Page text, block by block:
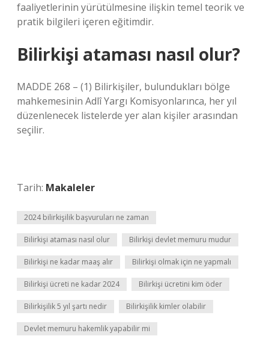
faaliyetlerinin yürütülmesine ilişkin temel teorik ve
pratik bilgileri içeren eğitimdir.
Bilirkişi ataması nasıl olur?
MADDE 268 – (1) Bilirkişiler, bulundukları bölge
mahkemesinin Adlî Yargı Komisyonlarınca, her yıl
düzenlenecek listelerde yer alan kişiler arasından
seçilir.
Tarih: Makaleler
2024 bilirkişilik başvuruları ne zaman
Bilirkişi ataması nasıl olur Bilirkişi devlet memuru mudur
Bilirkişi ne kadar maaş alır Bilirkişi olmak için ne yapmalı
Bilirkişi ücreti ne kadar 2024 Bilirkişi ücretini kim öder
Bilirkişilik 5 yıl şartı nedir Bilirkişilik kimler olabilir
Devlet memuru hakemlik yapabilir mi